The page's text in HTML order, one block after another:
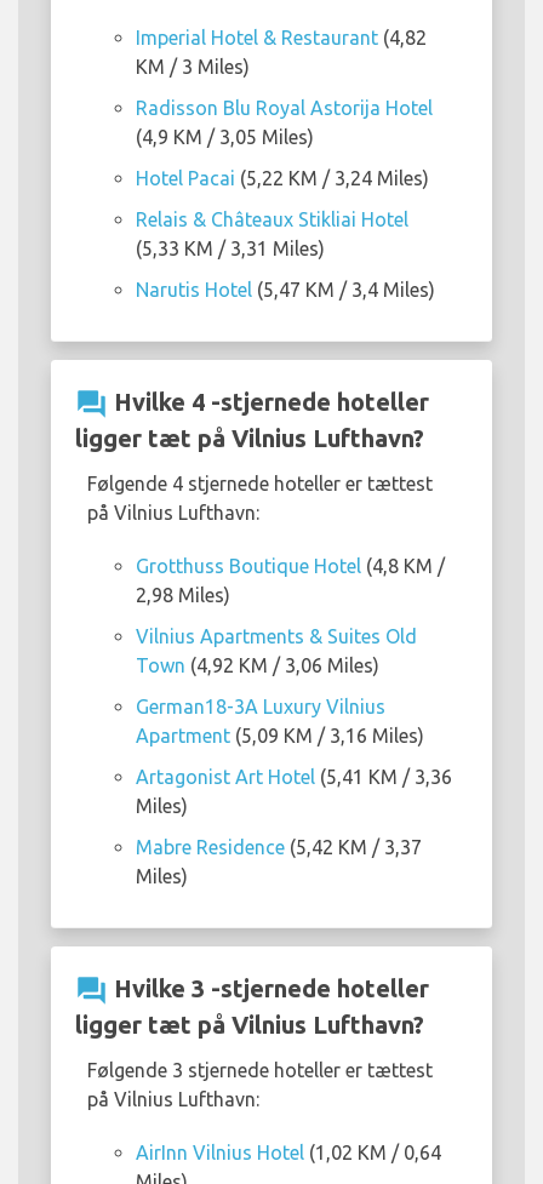
Imperial Hotel & Restaurant (4,82
KM / 3 Miles)
Radisson Blu Royal Astorija Hotel
(4,9 KM / 3,05 Miles)
Hotel Pacai (5,22 KM / 3,24 Miles)
Relais & Châteaux Stikliai Hotel
(5,33 KM / 3,31 Miles)
Narutis Hotel (5,47 KM / 3,4 Miles)
question_answer Hvilke 4 -stjernede hoteller
ligger tæt på Vilnius Lufthavn?
Følgende 4 stjernede hoteller er tættest
på Vilnius Lufthavn:
Grotthuss Boutique Hotel (4,8 KM /
2,98 Miles)
Vilnius Apartments & Suites Old
Town (4,92 KM / 3,06 Miles)
German18-3A Luxury Vilnius
Apartment (5,09 KM / 3,16 Miles)
Artagonist Art Hotel (5,41 KM / 3,36
Miles)
Mabre Residence (5,42 KM / 3,37
Miles)
question_answer Hvilke 3 -stjernede hoteller
ligger tæt på Vilnius Lufthavn?
Følgende 3 stjernede hoteller er tættest
på Vilnius Lufthavn:
AirInn Vilnius Hotel (1,02 KM / 0,64